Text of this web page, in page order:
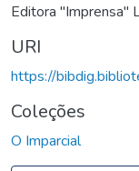
Editora "Imprensa"
URI
https://
Coleções
O Imparcial